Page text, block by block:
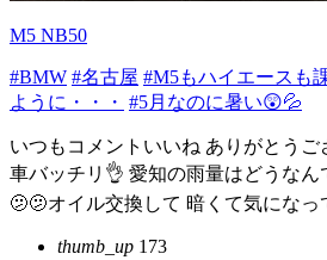
M5 NB50
#BMW #名古屋 #M5もハイエースも
ように・・・ #5月なのに暑い😲💦
いつもコメントいいね ありがとう
車バッチリ👌 愛知の雨量はどうなん
🫤🫤オイル交換して 暗くて気になっ
thumb_up 173